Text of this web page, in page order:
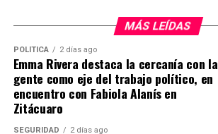
Comparte con:
MÁS LEÍDAS
POLÍTICA 2 días ago
Emma Rivera destaca la cercanía con la
gente como eje del trabajo político, en
encuentro con Fabiola Alanís en
Zitácuaro
SEGURIDAD 2 días ago